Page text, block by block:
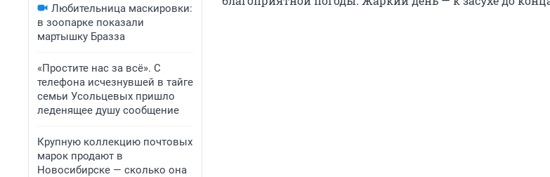
Любительница маскировки:
в зоопарке показали
мартышку Бразза
«Простите нас за всё». С
телефона исчезнувшей в тайге
семьи Усольцевых пришло
леденящее душу сообщение
Крупную коллекцию почтовых
марок продают в
Новосибирске — сколько она